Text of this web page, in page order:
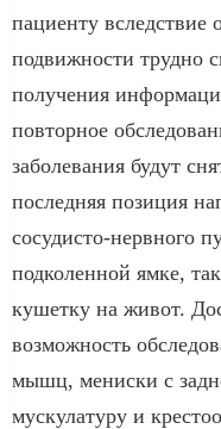
пациенту вследствие
подвижности трудно
получения
повторное
заболевания будут
последняя позиция
сосудисто-нервного
подколенной ямке,
кушетку на живот.
возможность
мышц, мениски с
мускулатуру и